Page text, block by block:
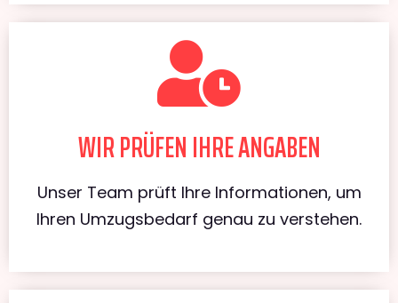
WIR PRÜFEN IHRE ANGABEN
Unser Team prüft Ihre Informationen, um
Ihren Umzugsbedarf genau zu verstehen.